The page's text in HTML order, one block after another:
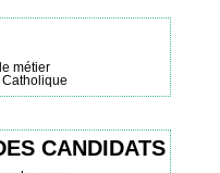
métier
Catholique
CANDIDATS